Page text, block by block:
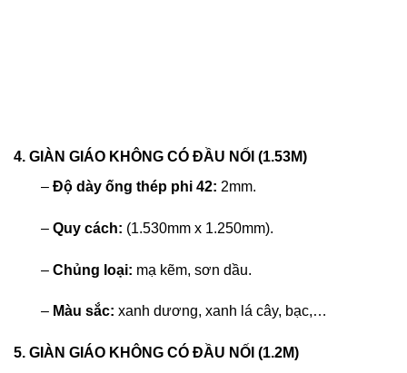
4. GIÀN GIÁO KHÔNG CÓ ĐẦU NỐI (1.53M)
– Độ dày ống thép phi 42: 2mm.
– Quy cách: (1.530mm x 1.250mm).
– Chủng loại: mạ kẽm, sơn dầu.
– Màu sắc: xanh dương, xanh lá cây, bạc,…
5. GIÀN GIÁO KHÔNG CÓ ĐẦU NỐI (1.2M)